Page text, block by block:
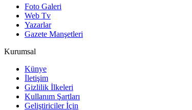
Foto Galeri
Web Tv
Yazarlar
Gazete Manşetleri
Kurumsal
Künye
İletişim
Gizlilik İlkeleri
Kullanım Şartları
Geliştiriciler İçin